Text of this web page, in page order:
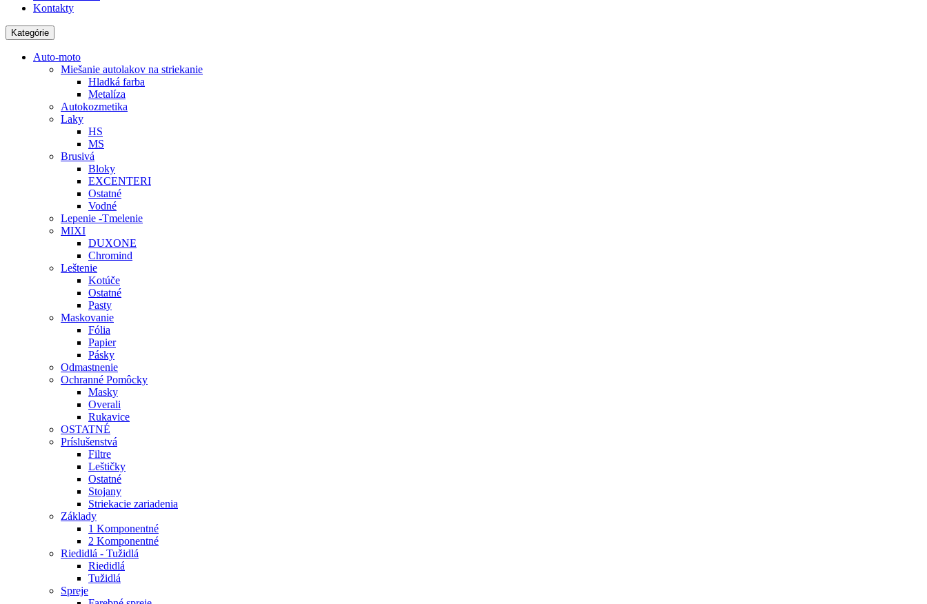
Kontakty
Kategórie
Auto-moto
Miešanie autolakov na striekanie
Hladká farba
Metalíza
Autokozmetika
Laky
HS
MS
Brusivá
Bloky
EXCENTERI
Ostatné
Vodné
Lepenie -Tmelenie
MIXI
DUXONE
Chromind
Leštenie
Kotúče
Ostatné
Pasty
Maskovanie
Fólia
Papier
Pásky
Odmastnenie
Ochranné Pomôcky
Masky
Overali
Rukavice
OSTATNÉ
Príslušenstvá
Filtre
Leštičky
Ostatné
Stojany
Striekacie zariadenia
Základy
1 Komponentné
2 Komponentné
Riedidlá - Tužidlá
Riedidlá
Tužidlá
Spreje